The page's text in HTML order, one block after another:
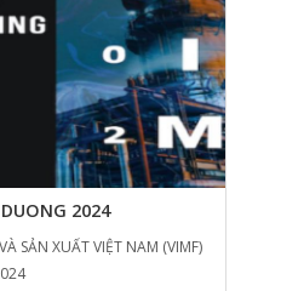
2024
SẢN XUẤT VIỆT NAM (VIMF)